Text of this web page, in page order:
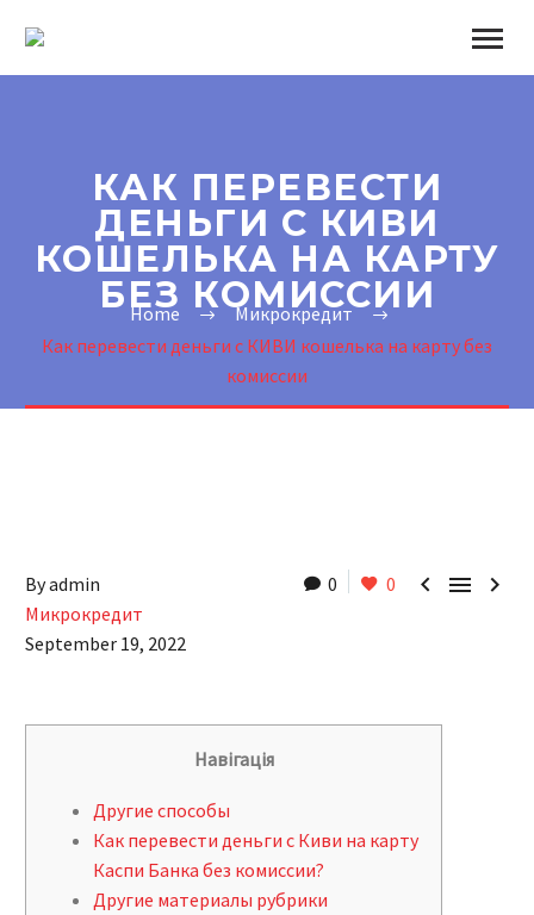
КАК ПЕРЕВЕСТИ
ДЕНЬГИ С КИВИ
КОШЕЛЬКА НА КАРТУ
БЕЗ КОМИССИИ
Home
Микрокредит
Как перевести деньги с КИВИ кошелька на карту без
комиссии
0 0   
By admin
Микрокредит
September 19, 2022
Навігація
Другие способы
Как перевести деньги с Киви на карту
Каспи Банка без комиссии?
Другие материалы рубрики